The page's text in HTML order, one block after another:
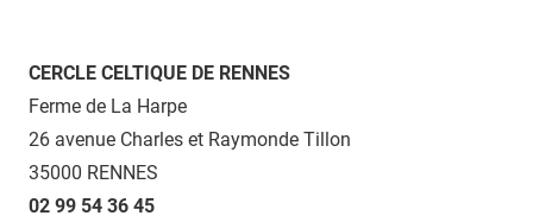
CERCLE CELTIQUE DE RENNES
Ferme de La Harpe
26 avenue Charles et Raymonde Tillon
35000 RENNES
02 99 54 36 45